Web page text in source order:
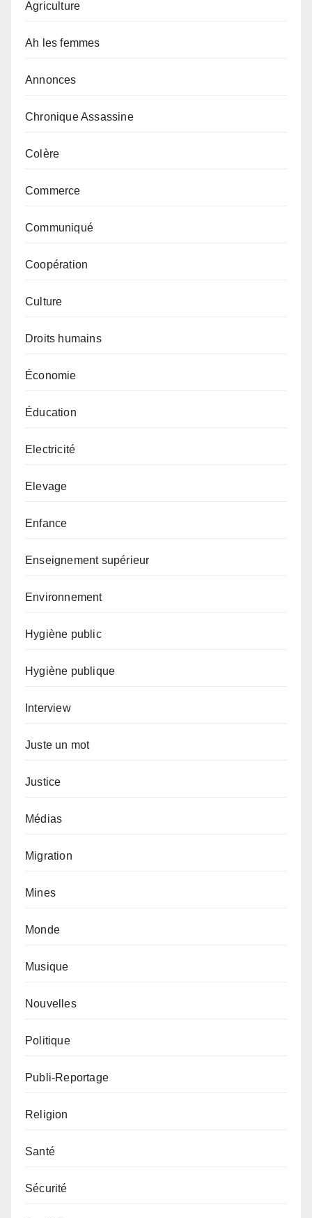
Agriculture
Ah les femmes
Annonces
Chronique Assassine
Colère
Commerce
Communiqué
Coopération
Culture
Droits humains
Économie
Éducation
Electricité
Elevage
Enfance
Enseignement supérieur
Environnement
Hygiène public
Hygiène publique
Interview
Juste un mot
Justice
Médias
Migration
Mines
Monde
Musique
Nouvelles
Politique
Publi-Reportage
Religion
Santé
Sécurité